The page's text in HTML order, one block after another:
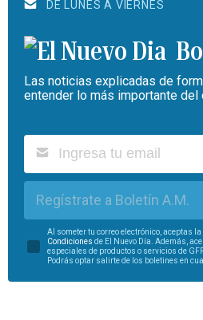
DE LUNES A VIERNES
Las noticias explicadas de
entender lo más importante del
Regístrate a Boletín A.M.
Al someter tu correo electrónico, aceptas la
Condiciones de El Nuevo Día. Además,
especiales de productos o servicios de
Podrás optar salirte de los boletines en